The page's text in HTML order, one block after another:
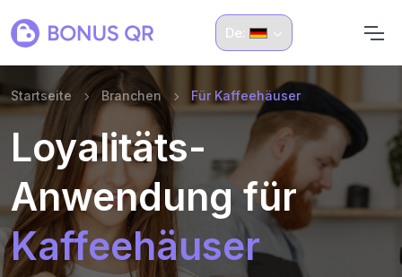
De:
Startseite Branchen Für Kaffeehäuser
Loyalitäts-
Anwendung für
Kaffeehäuser